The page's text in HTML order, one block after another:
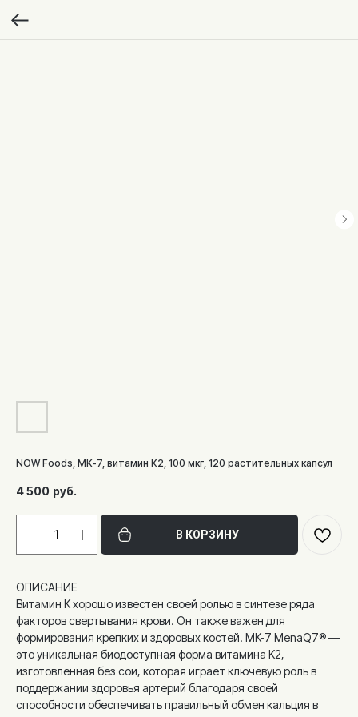
NOW Foods, MK-7, витамин К2, 100 мкг, 120 растительных капсул
4 500 руб.
В КОРЗИНУ
ОПИСАНИЕ
Витамин K хорошо известен своей ролью в синтезе ряда
факторов свертывания крови. Он также важен для
формирования крепких и здоровых костей. MK-7 MenaQ7® —
это уникальная биодоступная форма витамина K2,
изготовленная без сои, которая играет ключевую роль в
поддержании здоровья артерий благодаря своей
способности обеспечивать правильный обмен кальция в